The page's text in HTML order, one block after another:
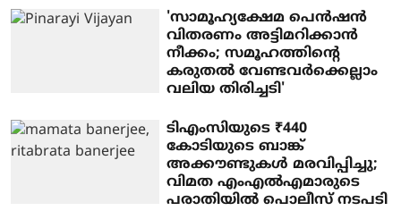
'സാമൂഹ്യക്ഷേമ പെൻഷൻ
വിതരണം അട്ടിമറിക്കാൻ
നീക്കം; സമൂഹത്തിന്റെ
കരുതൽ വേണ്ടവർക്കെല്ലാം
വലിയ തിരിച്ചടി'
ടിഎംസിയുടെ ₹440
കോടിയുടെ ബാങ്ക്
അക്കൗണ്ടുകൾ മരവിപ്പിച്ചു;
വിമത എംഎൽഎമാരുടെ
പരാതിയിൽ പൊലീസ് നടപടി